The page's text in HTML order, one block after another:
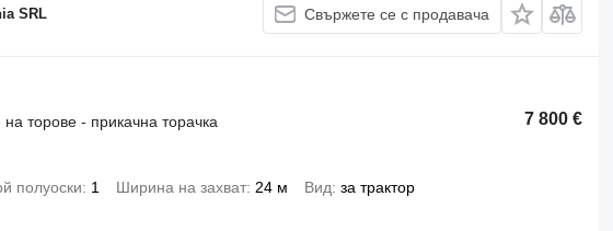
SRL Свържете се с продавача
7 800 €
торове - прикачна торачка
полуоски 1 Ширина на захват 24 м Вид за трактор